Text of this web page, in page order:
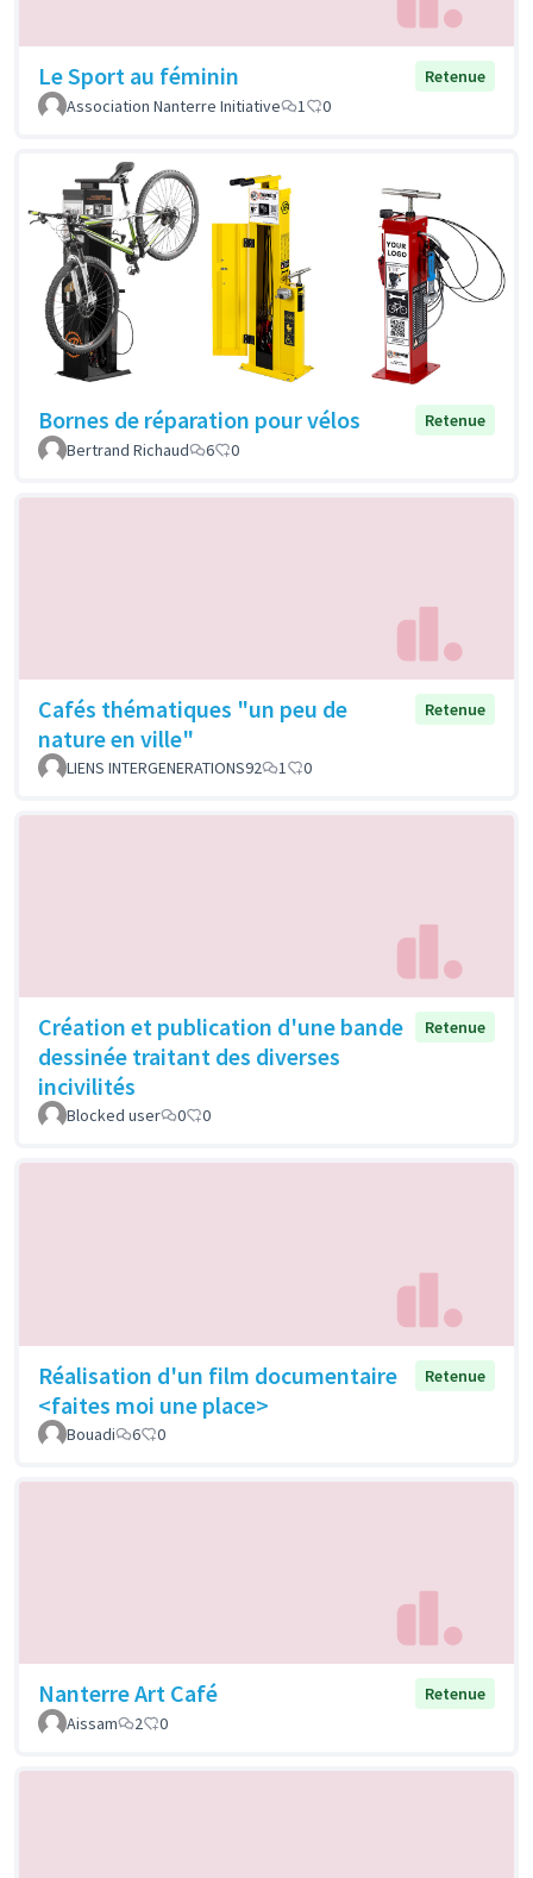
Le Sport au féminin
Retenue
Association Nanterre Initiative
1 0
Bornes de réparation pour vélos
Retenue
Bertrand Richaud
6 0
Cafés thématiques "un peu de
nature en ville"
Retenue
LIENS INTERGENERATIONS92 1 0
Création et publication d'une bande
dessinée traitant des diverses
incivilités
Retenue
Blocked user 0 0
Réalisation d'un film documentaire
<faites moi une place>
Retenue
Bouadi 6 0
Nanterre Art Café
Retenue
Aissam
2 0